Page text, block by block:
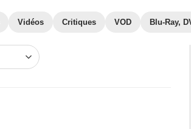
Vidéos Critiques VOD Blu-Ray,